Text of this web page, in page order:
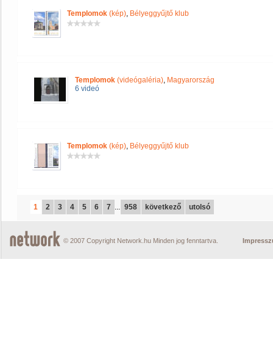
Templomok (kép), Bélyeggyűjtő klub
Templomok (videógaléria), Magyarország
6 videó
Templomok (kép), Bélyeggyűjtő klub
1 2 3 4 5 6 7 ... 958 következő utolsó
© 2007 Copyright Network.hu Minden jog fenntartva.